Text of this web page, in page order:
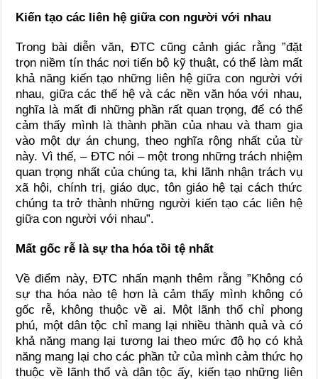
Kiến tạo các liên hệ giữa con người với nhau
Trong bài diễn văn, ĐTC cũng cảnh giác rằng ”đặt
trọn niềm tín thác nơi tiến bộ kỹ thuật, có thể làm mất
khả năng kiến tạo những liên hệ giữa con người với
nhau, giữa các thế hệ và các nền văn hóa với nhau,
nghĩa là mất đi những phần rất quan trọng, để có thể
cảm thấy mình là thành phần của nhau và tham gia
vào một dự án chung, theo nghĩa rộng nhất của từ
này. Vì thế, – ĐTC nói – một trong những trách nhiệm
quan trọng nhất của chúng ta, khi lãnh nhận trách vụ
xã hội, chính trị, giáo dục, tôn giáo hệ tại cách thức
chúng ta trở thành những người kiến tạo các liên hệ
giữa con người với nhau”.
Mất gốc rễ là sự tha hóa tồi tệ nhất
Về điểm này, ĐTC nhấn mạnh thêm rằng ”Không có
sự tha hóa nào tệ hơn là cảm thấy mình không có
gốc rễ, không thuộc về ai. Một lãnh thổ chỉ phong
phú, một dân tộc chỉ mang lại nhiều thành quả và có
khả năng mang lại tương lai theo mức độ họ có khả
năng mang lại cho các phần tử của mình cảm thức họ
thuộc về lãnh thổ và dân tộc ấy, kiến tạo những liên